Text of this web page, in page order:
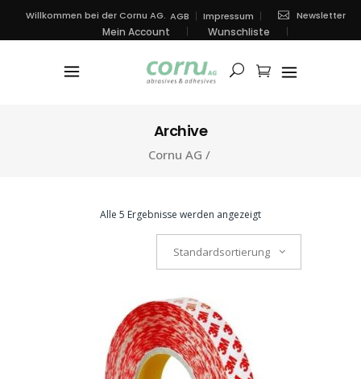
Willkommen bei der Cornu AG. AGB Impressum Newsletter
Mein Account Wunschliste
Archive
Cornu AG /
Alle 5 Ergebnisse werden angezeigt
Standardsortierung